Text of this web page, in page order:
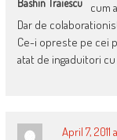
cum
Dar de
Ce-i opreste pe cei
atat de ingaduitori cu
April 7,